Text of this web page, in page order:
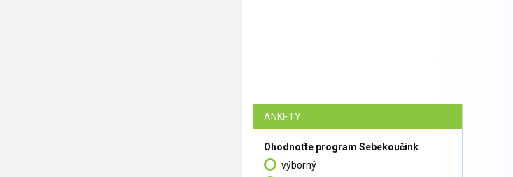
ANKETY
Ohodnoťte program Sebekoučink
výborný